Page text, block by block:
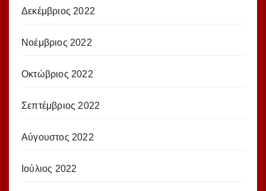
Δεκέμβριος 2022
Νοέμβριος 2022
Οκτώβριος 2022
Σεπτέμβριος 2022
Αύγουστος 2022
Ιούλιος 2022